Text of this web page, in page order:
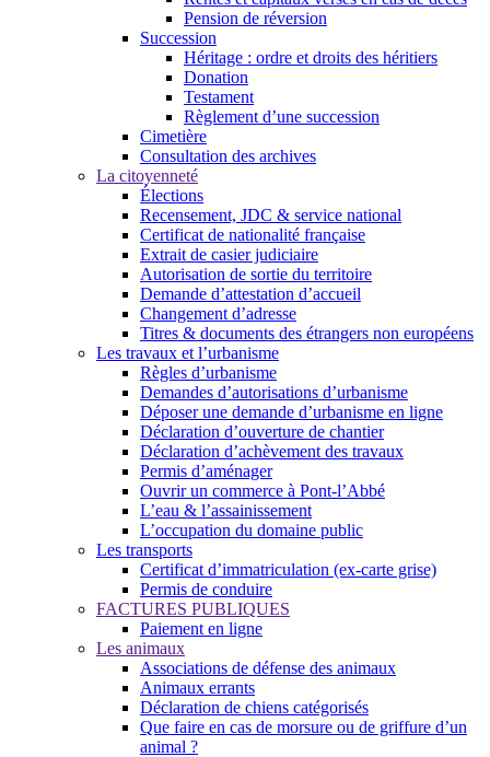
Pension de réversion
Succession
Héritage : ordre et droits des héritiers
Donation
Testament
Règlement d’une succession
Cimetière
Consultation des archives
La citoyenneté
Élections
Recensement, JDC & service national
Certificat de nationalité française
Extrait de casier judiciaire
Autorisation de sortie du territoire
Demande d’attestation d’accueil
Changement d’adresse
Titres & documents des étrangers non européens
Les travaux et l’urbanisme
Règles d’urbanisme
Demandes d’autorisations d’urbanisme
Déposer une demande d’urbanisme en ligne
Déclaration d’ouverture de chantier
Déclaration d’achèvement des travaux
Permis d’aménager
Ouvrir un commerce à Pont-l’Abbé
L’eau & l’assainissement
L’occupation du domaine public
Les transports
Certificat d’immatriculation (ex-carte grise)
Permis de conduire
FACTURES PUBLIQUES
Paiement en ligne
Les animaux
Associations de défense des animaux
Animaux errants
Déclaration de chiens catégorisés
Que faire en cas de morsure ou de griffure d’un
animal ?